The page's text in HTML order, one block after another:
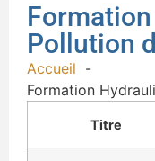
Pollution
Accueil
Formation
Titre